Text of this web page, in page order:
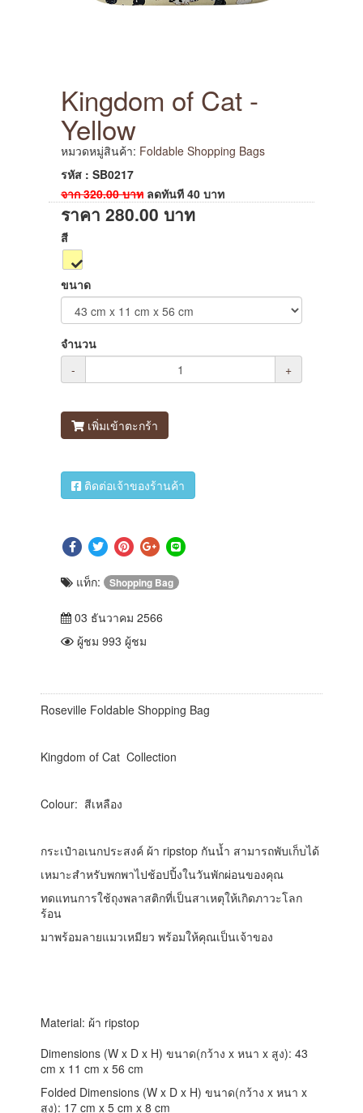
Kingdom of Cat -
Yellow
หมวดหมู่สินค้า: Foldable Shopping Bags
รหัส : SB0217
จาก320.00บาท ลดทันที 40 บาท
ราคา 280.00 บาท
สี
ขนาด
จำนวน
-
+
เพิ่มเข้าตะกร้า
ติดต่อเจ้าของร้านค้า
แท็ก: Shopping Bag
03 ธันวาคม 2566
ผู้ชม 993 ผู้ชม
Roseville Foldable Shopping Bag
Kingdom of Cat Collection
Colour: สีเหลือง
กระเป๋าอเนกประสงค์ ผ้า ripstop กันน้ำ สามารถพับเก็บได้
เหมาะสำหรับพกพาไปช้อปปิ้งในวันพักผ่อนของคุณ
ทดแทนการใช้ถุงพลาสติกที่เป็นสาเหตุให้เกิดภาวะโลก
ร้อน
มาพร้อมลายแมวเหมียว พร้อมให้คุณเป็นเจ้าของ
Material: ผ้า ripstop
Dimensions (W x D x H) ขนาด(กว้าง x หนา x สูง): 43
cm x 11 cm x 56 cm
Folded Dimensions (W x D x H) ขนาด(กว้าง x หนา x
สูง): 17 cm x 5 cm x 8 cm